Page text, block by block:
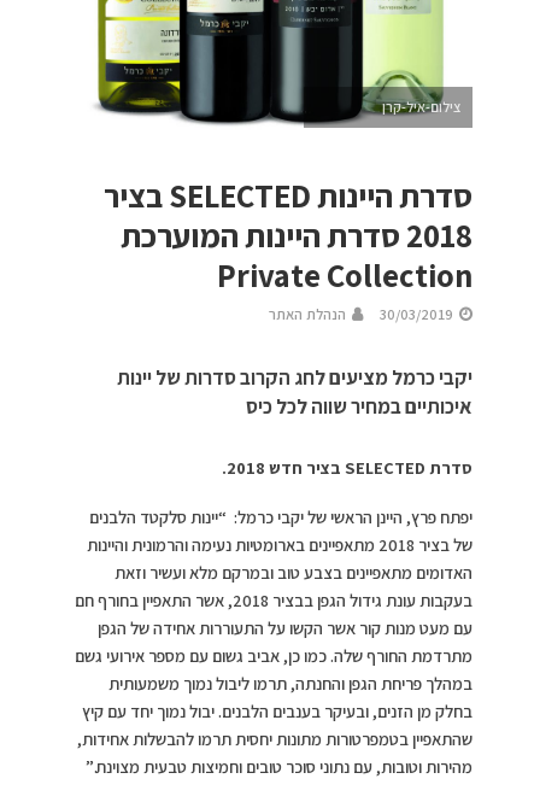
צילום-איל-קרן
סדרת היינות SELECTED בציר
2018 סדרת היינות המוערכת
Private Collection
30/03/2019 הנהלת האתר
יקבי כרמל מציעים לחג הקרוב סדרות של יינות
איכותיים במחיר שווה לכל כיס
סדרת SELECTED בציר חדש 2018.
יפתח פרץ, היינן הראשי של יקבי כרמל: “יינות סלקטד הלבנים
של בציר 2018 מתאפיינים בארומטיות נעימה והרמונית והיינות
האדומים מתאפיינים בצבע טוב ובמרקם מלא ועשיר וזאת
בעקבות עונת גידול הגפן בבציר 2018, אשר התאפיין בחורף חם
עם מעט מנות קור אשר הקשו על התעוררות אחידה של הגפן
מתרדמת החורף שלה. כמו כן, אביב גשום עם מספר אירועי גשם
במהלך פריחת הגפן והחנתה, תרמו ליבול נמוך משמעותית
בחלק מן הזנים, ובעיקר בענבים הלבנים. יבול נמוך יחד עם קיץ
שהתאפיין בטמפרטורות מתונות יחסית תרמו להבשלות אחידות,
מהירות וטובות, עם נתוני סוכר טובים וחמיצות טבעית מצוינת.”